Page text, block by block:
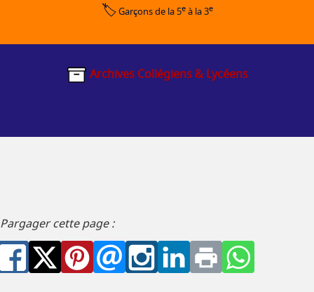
🏷️Garçons de la 5eà la 3e
Archives Collégiens & Lycéens
Pargager cette page :